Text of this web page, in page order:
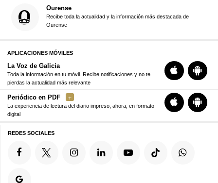
Ourense
Recibe toda la actualidad y la información más destacada de
Ourense
APLICACIONES MÓVILES
La Voz de Galicia
Toda la información en tu móvil. Recibe notificaciones y no te
pierdas la actualidad más relevante
Periódico en PDF
La experiencia de lectura del diario impreso, ahora, en formato
digital
REDES SOCIALES